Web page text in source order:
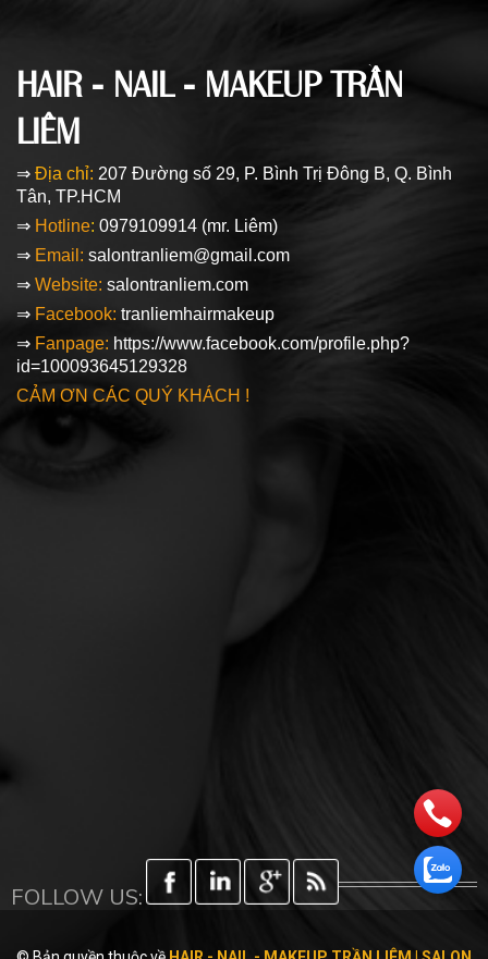
HAIR - NAIL - MAKEUP TRẦN
LIÊM
⇒ Địa chỉ: 207 Đường số 29, P. Bình Trị Đông B, Q. Bình
Tân, TP.HCM
⇒ Hotline: 0979109914 (mr. Liêm)
⇒ Email: salontranliem@gmail.com
⇒ Website: salontranliem.com
⇒ Facebook: tranliemhairmakeup
⇒ Fanpage: https://www.facebook.com/profile.php?
id=100093645129328
CẢM ƠN CÁC QUÝ KHÁCH !
FOLLOW US: